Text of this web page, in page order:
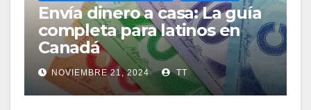
Envía dinero a casa: La guía
completa para latinos en
Canadá
NOVIEMBRE 21, 2024 TT